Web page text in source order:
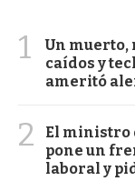
1
Un muerto,
caídos y
ameritó
2
El ministro
pone un
laboral y